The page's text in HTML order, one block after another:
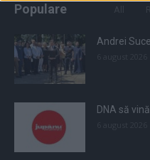
Populare
Andrei
DNA să